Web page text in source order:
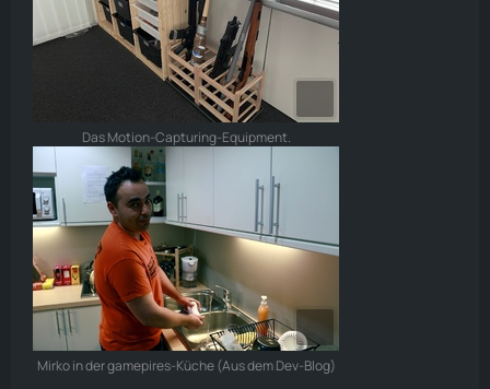
Das Motion-Capturing-Equipment.
Mirko in der gamepires-Küche (Aus dem Dev-Blog)